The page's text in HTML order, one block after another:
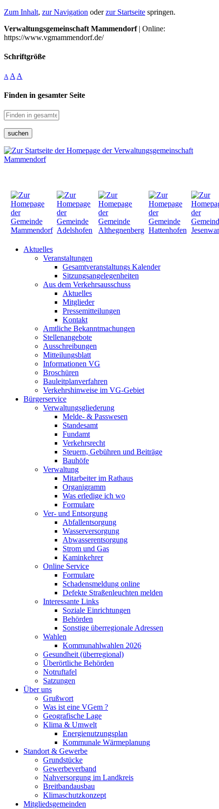
Zum Inhalt, zur Navigation oderzur Startseite springen.
Verwaltungsgemeinschaft Mammendorf| Online:
https://www.vgmammendorf.de/
Schriftgröße
A A A
Finden in gesamter Seite
suchen
Aktuelles
Veranstaltungen
Gesamtveranstaltungs Kalender
Sitzungsangelegenheiten
Aus dem Verkehrsausschuss
Aktuelles
Mitglieder
Pressemitteilungen
Kontakt
Amtliche Bekanntmachungen
Stellenangebote
Ausschreibungen
Mitteilungsblatt
Informationen VG
Broschüren
Bauleitplanverfahren
Verkehrshinweise im VG-Gebiet
Bürgerservice
Verwaltungsgliederung
Melde- & Passwesen
Standesamt
Fundamt
Verkehrsrecht
Steuern, Gebühren und Beiträge
Bauhöfe
Verwaltung
Mitarbeiter im Rathaus
Organigramm
Was erledige ich wo
Formulare
Ver- und Entsorgung
Abfallentsorgung
Wasserversorgung
Abwasserentsorgung
Strom und Gas
Kaminkehrer
Online Service
Formulare
Schadensmeldung online
Defekte Straßenleuchten melden
Interessante Links
Soziale Einrichtungen
Behörden
Sonstige überregionale Adressen
Wahlen
Kommunahlwahlen 2026
Gesundheit (überregional)
Überörtliche Behörden
Notruftafel
Satzungen
Über uns
Grußwort
Was ist eine VGem ?
Geografische Lage
Klima & Umwelt
Energienutzungsplan
Kommunale Wärmeplanung
Standort & Gewerbe
Grundstücke
Gewerbeverband
Nahversorgung im Landkreis
Breitbandausbau
Klimaschutzkonzept
Mitgliedsgemeinden